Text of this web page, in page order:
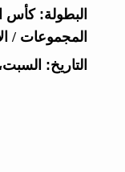
البطولة: كأس
المجموعات /
التاريخ: السبت، 16 مايو